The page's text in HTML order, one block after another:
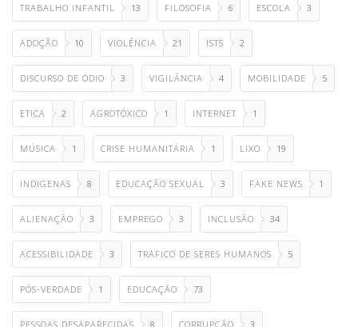
TRABALHO INFANTIL 13 FILOSOFIA 6 ESCOLA 3
ADOÇÃO 10 VIOLÊNCIA 21 ISTS 2
DISCURSO DE ÓDIO 3 VIGILÂNCIA 4 MOBILIDADE 5
ETICA 2 AGROTÓXICO 1 INTERNET 1
MÚSICA 1 CRISE HUMANITÁRIA 1 LIXO 19
INDIGENAS 8 EDUCAÇÃO SEXUAL 3 FAKE NEWS 1
ALIENAÇÃO 3 EMPREGO 3 INCLUSÃO 34
ACESSIBILIDADE 3 TRAFICO DE SERES HUMANOS 5
PÓS-VERDADE 1 EDUCAÇÃO 73
PESSOAS DESAPARECIDAS 8 CORRUPÇÃO 3